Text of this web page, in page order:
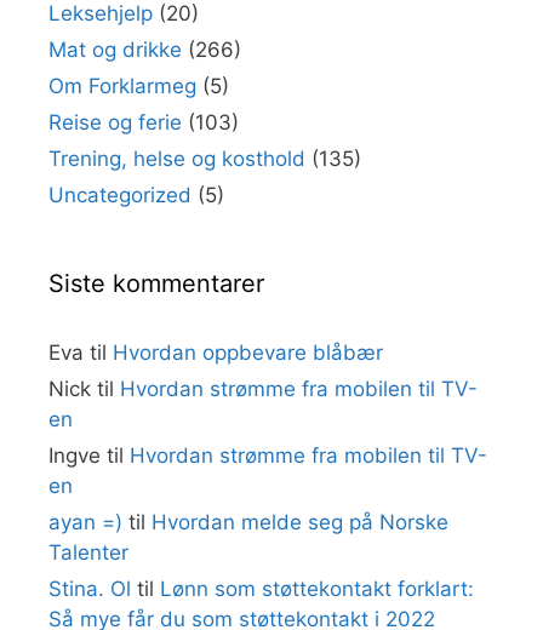
Leksehjelp (20)
Mat og drikke (266)
Om Forklarmeg (5)
Reise og ferie (103)
Trening, helse og kosthold (135)
Uncategorized (5)
Siste kommentarer
Eva til Hvordan oppbevare blåbær
Nick til Hvordan strømme fra mobilen til TV-
en
Ingve til Hvordan strømme fra mobilen til TV-
en
ayan =) til Hvordan melde seg på Norske
Talenter
Stina. Ol til Lønn som støttekontakt forklart:
Så mye får du som støttekontakt i 2022